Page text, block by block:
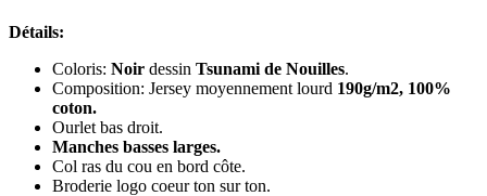
Détails:
Coloris: Noir dessin Tsunami de Nouilles.
Composition: Jersey moyennement lourd 190g/m2, 100%
coton.
Ourlet bas droit.
Manches basses larges.
Col ras du cou en bord côte.
Broderie logo coeur ton sur ton.